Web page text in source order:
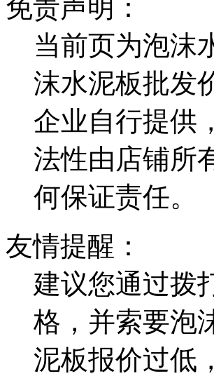
免责声明：
当前页为泡沫
沫水泥板批发
企业自行提供
法性由店铺所
何保证责任。
友情提醒：
建议您通过拨
格，并索要泡
泥板报价过低